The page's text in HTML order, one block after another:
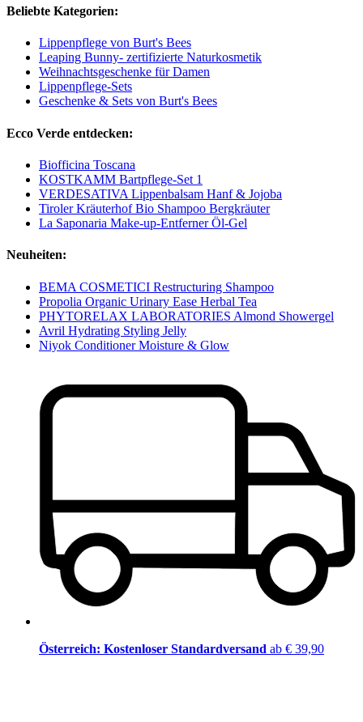
Beliebte Kategorien:
Lippenpflege von Burt's Bees
Leaping Bunny- zertifizierte Naturkosmetik
Weihnachtsgeschenke für Damen
Lippenpflege-Sets
Geschenke & Sets von Burt's Bees
Ecco Verde entdecken:
Biofficina Toscana
KOSTKAMM Bartpflege-Set 1
VERDESATIVA Lippenbalsam Hanf & Jojoba
Tiroler Kräuterhof Bio Shampoo Bergkräuter
La Saponaria Make-up-Entferner Öl-Gel
Neuheiten:
BEMA COSMETICI Restructuring Shampoo
Propolia Organic Urinary Ease Herbal Tea
PHYTORELAX LABORATORIES Almond Showergel
Avril Hydrating Styling Jelly
Niyok Conditioner Moisture & Glow
Österreich: Kostenloser Standardversand ab € 39,90